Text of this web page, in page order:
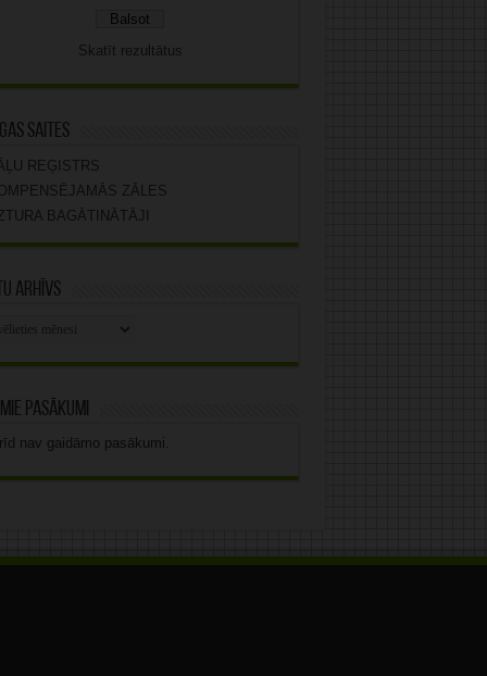
Skatīt rezultātus
saites
REĢISTRS
ZĀLES
BAGĀTINĀTĀJI
arhīvs
pasākumi
nav gaidāmo pasākumi.